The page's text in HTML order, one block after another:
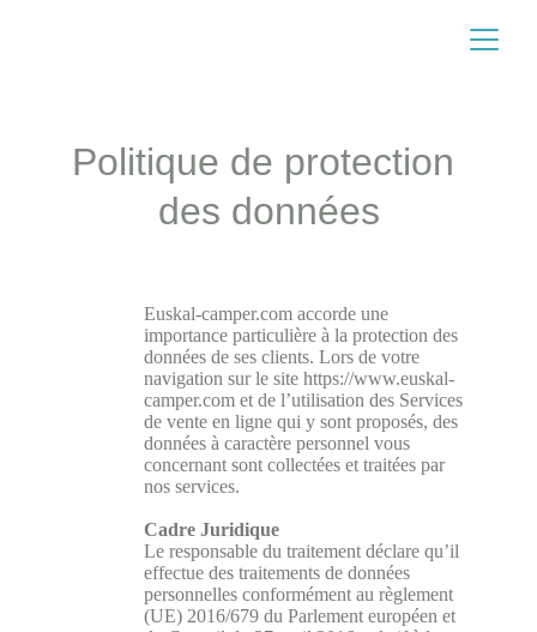
Politique de protection
des données